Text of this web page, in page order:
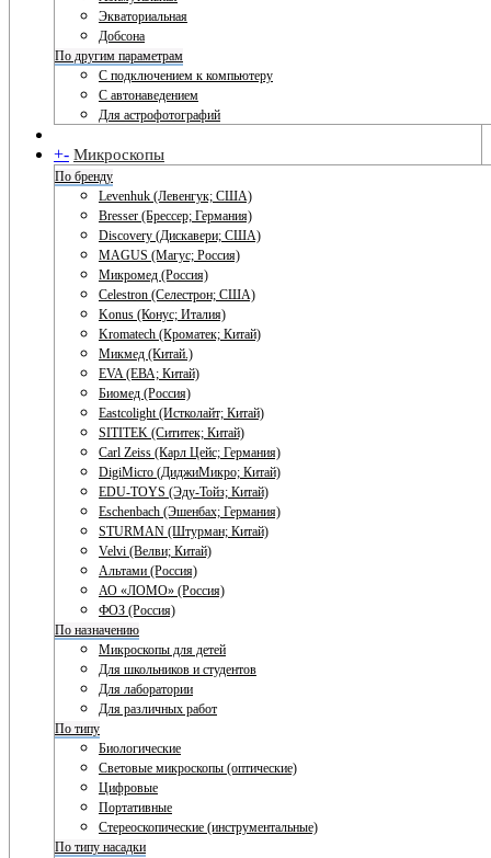
Экваториальная
Добсона
По другим параметрам
С подключением к компьютеру
С автонаведением
Для астрофотографий
+- Микроскопы
По бренду
Levenhuk (Левенгук; США)
Bresser (Брессер; Германия)
Discovery (Дискавери; США)
MAGUS (Магус; Россия)
Микромед (Россия)
Celestron (Селестрон; США)
Konus (Конус; Италия)
Kromatech (Кроматек; Китай)
Микмед (Китай.)
EVA (ЕВА; Китай)
Биомед (Россия)
Eastcolight (Истколайт; Китай)
SITITEK (Сититек; Китай)
Carl Zeiss (Карл Цейс; Германия)
DigiMicro (ДиджиМикро; Китай)
EDU-TOYS (Эду-Тойз; Китай)
Eschenbach (Эшенбах; Германия)
STURMAN (Штурман; Китай)
Velvi (Велви; Китай)
Альтами (Россия)
АО «ЛОМО» (Россия)
ФОЗ (Россия)
По назначению
Микроскопы для детей
Для школьников и студентов
Для лаборатории
Для различных работ
По типу
Биологические
Световые микроскопы (оптические)
Цифровые
Портативные
Стереоскопические (инструментальные)
По типу насадки